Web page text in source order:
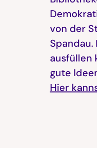
von der
Spandau.
ausfüllen
gute
Hier